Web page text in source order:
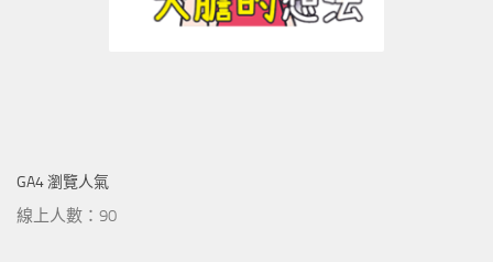
GA4 瀏覽人氣
線上人數：90